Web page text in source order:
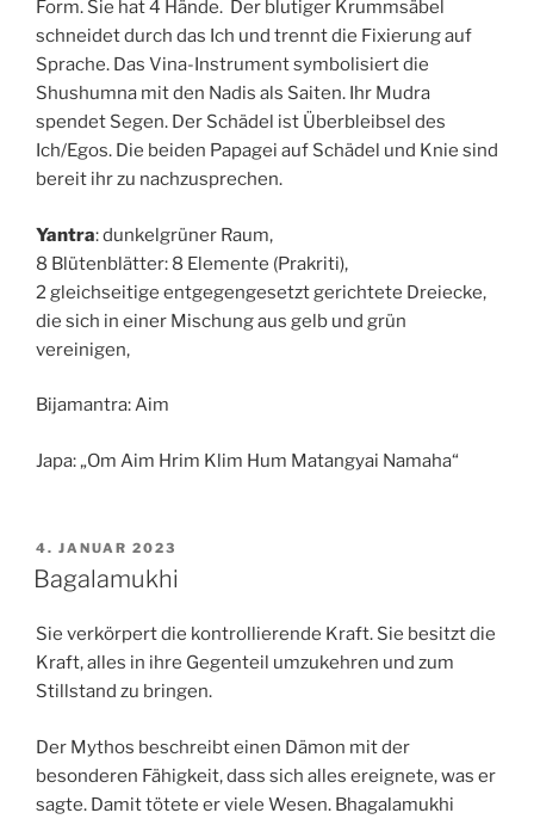
Form. Sie hat 4 Hände. Der blutiger Krummsäbel
schneidet durch das Ich und trennt die Fixierung auf
Sprache. Das Vina-Instrument symbolisiert die
Shushumna mit den Nadis als Saiten. Ihr Mudra
spendet Segen. Der Schädel ist Überbleibsel des
Ich/Egos. Die beiden Papagei auf Schädel und Knie sind
bereit ihr zu nachzusprechen.
Yantra:dunkelgrüner Raum,
8 Blütenblätter: 8 Elemente (Prakriti),
2 gleichseitige entgegengesetzt gerichtete Dreiecke,
die sich in einer Mischung aus gelb und grün
vereinigen,
Bijamantra: Aim
Japa: „Om Aim Hrim Klim Hum Matangyai Namaha“
VERÖFFENTLICHT
AM
4. JANUAR 2023
Bagalamukhi
Sie verkörpert die kontrollierende Kraft. Sie besitzt die
Kraft, alles in ihre Gegenteil umzukehren und zum
Stillstand zu bringen.
Der Mythos beschreibt einen Dämon mit der
besonderen Fähigkeit, dass sich alles ereignete, was er
sagte. Damit tötete er viele Wesen. Bhagalamukhi